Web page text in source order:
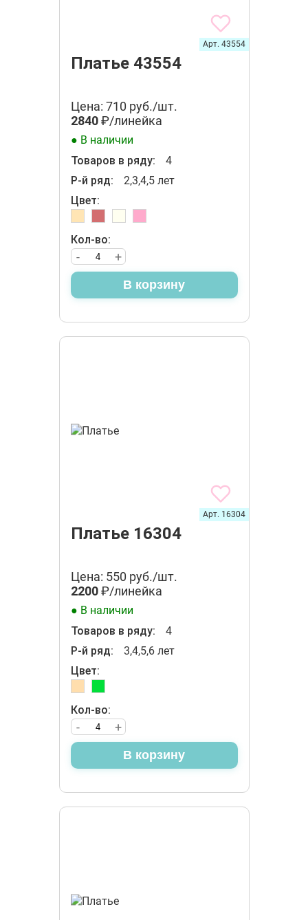
Платье 43554
Арт. 43554
Цена: 710 руб./шт.
2840₽/линейка
● В наличии
Товаров в ряду:
4
Р-й ряд:
2,3,4,5 лет
Цвет:
Кол-во:
+
-
В корзину
Платье 16304
Арт. 16304
Цена: 550 руб./шт.
2200₽/линейка
● В наличии
Товаров в ряду:
4
Р-й ряд:
3,4,5,6 лет
Цвет:
Кол-во:
+
-
В корзину